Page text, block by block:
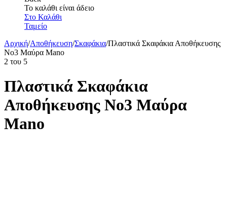
Το καλάθι είναι άδειο
Στο Καλάθι
Ταμείο
Αρχική/Αποθήκευση/Σκαφάκια/Πλαστικά Σκαφάκια Αποθήκευσης
No3 Μαύρα Mano
2 του 5
Πλαστικά Σκαφάκια
Αποθήκευσης No3 Μαύρα
Mano